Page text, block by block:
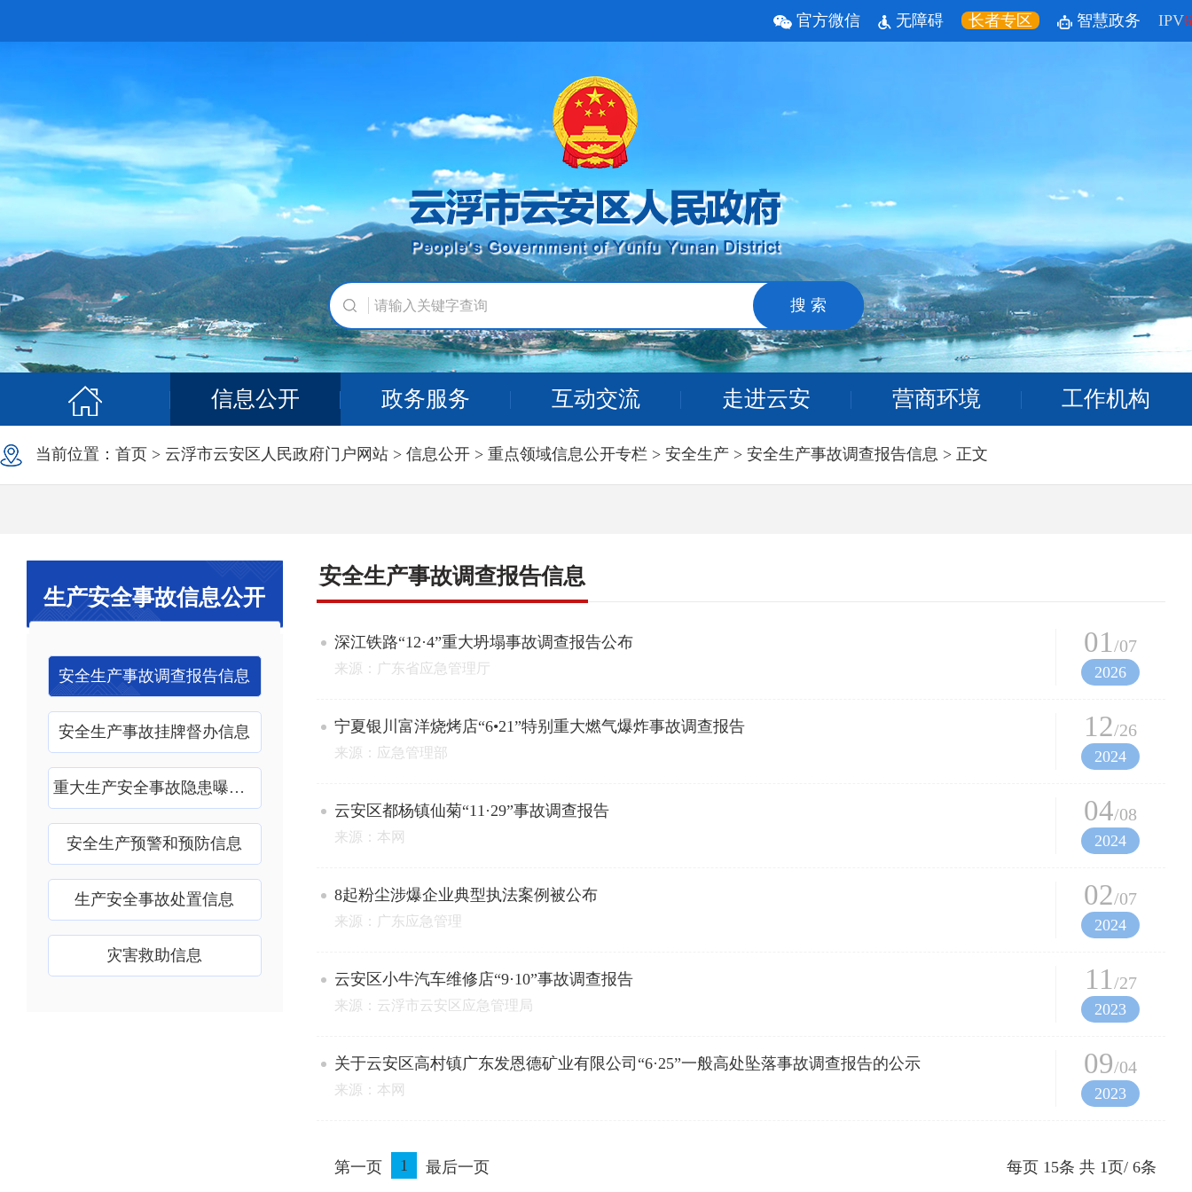
官方微信 无障碍 长者专区 智慧政务 IPV6
搜 索
信息公开 政务服务 互动交流 走进云安 营商环境 工作机构
当前位置： 首页 > 云浮市云安区人民政府门户网站 > 信息公开 > 重点领域信息公开专栏 > 安全生产 > 安全生产事故调查报告信息 > 正文
生产安全事故信息公开
安全生产事故调查报告信息
安全生产事故挂牌督办信息
重大生产安全事故隐患曝光信息
安全生产预警和预防信息
生产安全事故处置信息
灾害救助信息
安全生产事故调查报告信息
深江铁路“12·4”重大坍塌事故调查报告公布
来源：广东省应急管理厅
01/07
2026
宁夏银川富洋烧烤店“6•21”特别重大燃气爆炸事故调查报告
来源：应急管理部
12/26
2024
云安区都杨镇仙菊“11·29”事故调查报告
来源：本网
04/08
2024
8起粉尘涉爆企业典型执法案例被公布
来源：广东应急管理
02/07
2024
云安区小牛汽车维修店“9·10”事故调查报告
来源：云浮市云安区应急管理局
11/27
2023
关于云安区高村镇广东发恩德矿业有限公司“6·25”一般高处坠落事故调查报告的公示
来源：本网
09/04
2023
第一页 1 最后一页 每页 15条 共 1页/ 6条